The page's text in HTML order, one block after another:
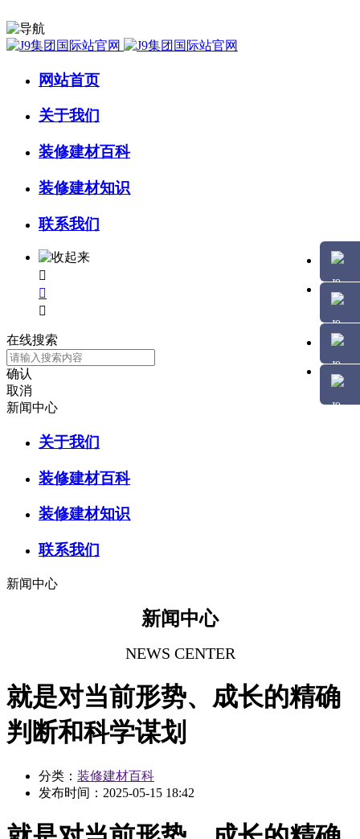
网站首页
关于我们
装修建材百科
装修建材知识
联系我们



在线搜索
确认
取消
新闻中心
关于我们
装修建材百科
装修建材知识
联系我们
新闻中心
新闻中心
NEWS CENTER
就是对当前形势、成长的精确
判断和科学谋划
分类： 装修建材百科
发布时间： 2025-05-15 18:42